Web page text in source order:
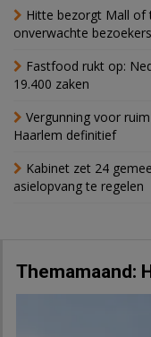
Hitte bezorgt Mall of
onverwachte
Fastfood rukt op:
19.400 zaken
Vergunning voor
Haarlem definitief
Kabinet zet 24
asielopvang te regelen
Themamaand: